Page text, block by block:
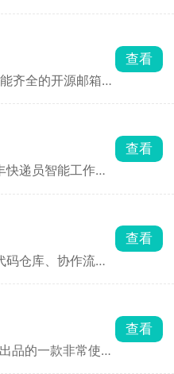
员实时协作，修改
版本冲突。可设置
评论等权限，确保
链接、二维码或直
、iOS、
切换，随时随地
齐全的开源邮箱管
洁，在线管理自己
键添加多个账号同
速秒到，方便地找
查看
快递员智能工作平
户、电话录音、群
企业微信沟通功
提供运费计算、收
查询、汇率查询及
优质的办公服务。
查看
码仓库、协作流程
步网页端，无需额
亮、横屏查看、行
可生成永久链接，
用。可直接修改文
查看
品的一款非常使用
查看